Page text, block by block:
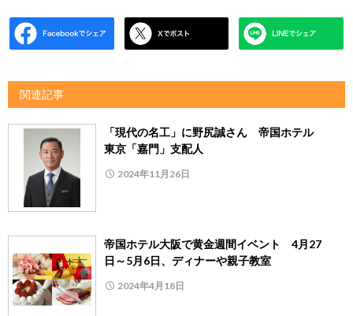
関連記事
「現代の名工」に野尻誠さん 帝国ホテル
東京「嘉門」支配人
2024年11月26日
帝国ホテル大阪で黄金週間イベント 4月27
日～5月6日、ディナーや親子教室
2024年4月18日